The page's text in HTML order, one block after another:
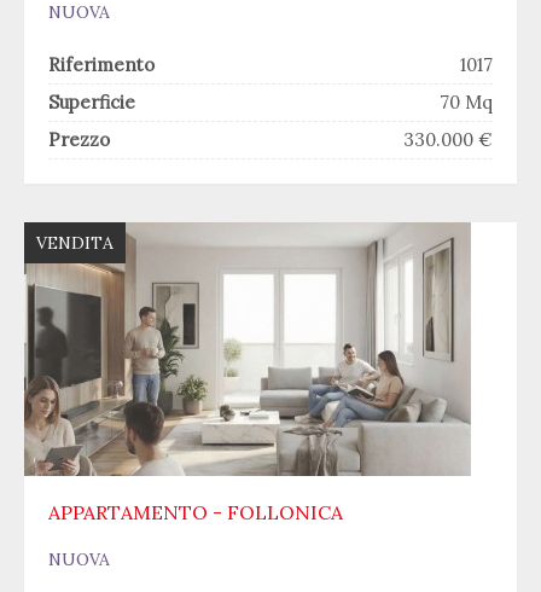
NUOVA
Riferimento
1017
Superficie
70 Mq
Prezzo
330.000 €
VENDITA
APPARTAMENTO - FOLLONICA
NUOVA